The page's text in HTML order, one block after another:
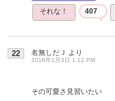
それな！ 407
22 名無しだＪ より
2016年1月3日 1:12 PM
その可愛さ見習いたい